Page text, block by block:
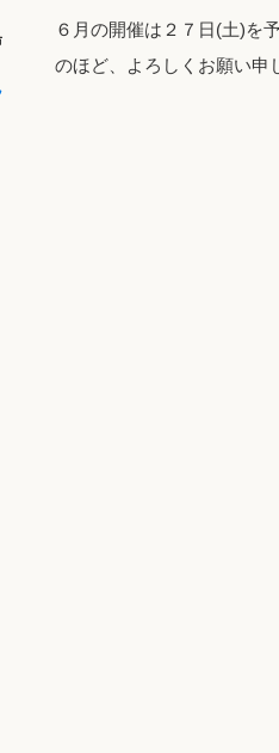
６月の開催は２７日(土)を
のほど、よろしくお願い申